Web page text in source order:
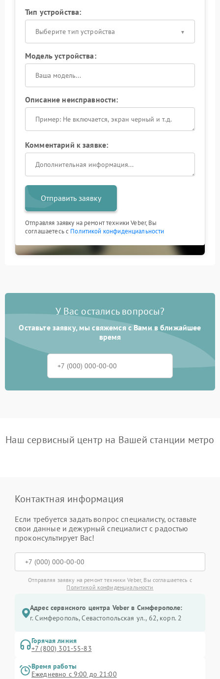
Тип устройства:
Выберите тип устройства
Модель устройства:
Описание неисправности:
Комментарий к заявке:
Отправить заявку
Отправляя заявку на ремонт техники Veber, Вы
соглашаетесь с Политикой конфиденциальности
У Вас остались вопросы?
Оставьте заявку, мы свяжемся с Вами в ближайшее
время
Наш сервисный центр на Вашей станции метро
Контактная информация
Если требуется задать вопрос специалисту, оставьте
свои данные и дежурный специалист с радостью
проконсультирует Вас!
Отправляя заявку на ремонт техники Veber, Вы соглашаетесь с
Политикой конфиденциальности
Адрес сервисного центра Veber в Симферополе:
г. Симферополь, Севастопольская ул., 62, корп. 2
Горячая линия
+7 (800) 301-55-83
Время работы
Ежедневно с 9:00 до 21:00